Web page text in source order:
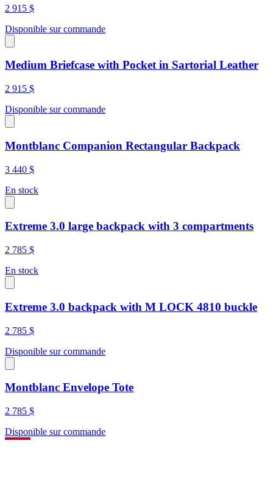
2 915 $
Disponible sur commande
Medium Briefcase with Pocket in Sartorial Leather
2 915 $
Disponible sur commande
Montblanc Companion Rectangular Backpack
3 440 $
En stock
Extreme 3.0 large backpack with 3 compartments
2 785 $
En stock
Extreme 3.0 backpack with M LOCK 4810 buckle
2 785 $
Disponible sur commande
Montblanc Envelope Tote
2 785 $
Disponible sur commande